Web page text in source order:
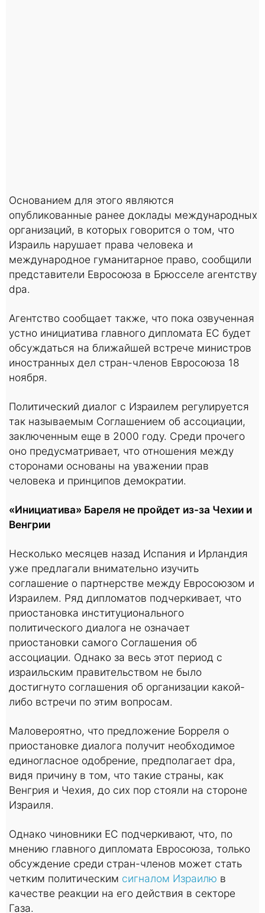
Основанием для этого являются
опубликованные ранее доклады международных
организаций, в которых говорится о том, что
Израиль нарушает права человека и
международное гуманитарное право, сообщили
представители Евросоюза в Брюсселе агентству
dpa.
Агентство сообщает также, что пока озвученная
устно инициатива главного дипломата ЕС будет
обсуждаться на ближайшей встрече министров
иностранных дел стран-членов Евросоюза 18
ноября.
Политический диалог с Израилем регулируется
так называемым Соглашением об ассоциации,
заключенным еще в 2000 году. Среди прочего
оно предусматривает, что отношения между
сторонами основаны на уважении прав
человека и принципов демократии.
«Инициатива» Бареля не пройдет из-за Чехии и
Венгрии
Несколько месяцев назад Испания и Ирландия
уже предлагали внимательно изучить
соглашение о партнерстве между Евросоюзом и
Израилем. Ряд дипломатов подчеркивает, что
приостановка институционального
политического диалога не означает
приостановки самого Соглашения об
ассоциации. Однако за весь этот период с
израильским правительством не было
достигнуто соглашения об организации какой-
либо встречи по этим вопросам.
Маловероятно, что предложение Борреля о
приостановке диалога получит необходимое
единогласное одобрение, предполагает dpa,
видя причину в том, что такие страны, как
Венгрия и Чехия, до сих пор стояли на стороне
Израиля.
Однако чиновники ЕС подчеркивают, что, по
мнению главного дипломата Евросоюза, только
обсуждение среди стран-членов может стать
четким политическим сигналом Израилю в
качестве реакции на его действия в секторе
Газа.